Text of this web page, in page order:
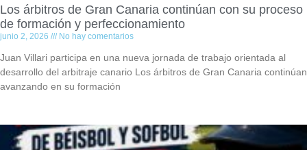
Los árbitros de Gran Canaria continúan con su proceso
de formación y perfeccionamiento
junio 2, 2026 No hay comentarios
Juan Villari participa en una nueva jornada de trabajo orientada al
desarrollo del arbitraje canario Los árbitros de Gran Canaria continúan
avanzando en su formación